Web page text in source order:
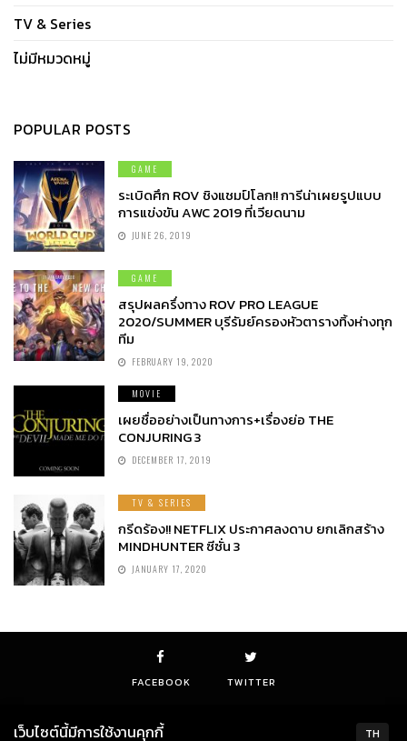
TV & Series
ไม่มีหมวดหมู่
POPULAR POSTS
GAME
ระเบิดศึก ROV ชิงแชมป์โลก!! การีน่าเผยรูปแบบ
การแข่งขัน AWC 2019 ที่เวียดนาม
JUNE 26, 2019
GAME
สรุปผลครึ่งทาง ROV PRO LEAGUE
2020/SUMMER บุรีรัมย์ครองหัวตารางทิ้งห่างทุก
ทีม
FEBRUARY 19, 2020
MOVIE
เผยชื่ออย่างเป็นทางการ+เรื่องย่อ THE
CONJURING 3
DECEMBER 17, 2019
TV & SERIES
กรีดร้อง!! NETFLIX ประกาศลงดาบ ยกเลิกสร้าง
MINDHUNTER ซีซั่น 3
JANUARY 17, 2020
FACEBOOK TWITTER
TH
เว็บไซต์นี้มีการใช้งานคุกกี้